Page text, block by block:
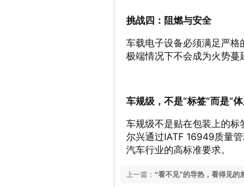
挑战四：阻燃与安全
车载电子设备必须满足严
极端情况下不会成为火势蔓
车规级，不是“标签”而是“体
车规级不是贴在包装上的
尔兴通过IATF 16949质量
汽车行业的高标准要求。
上一篇： “看不见”的导热，看得见